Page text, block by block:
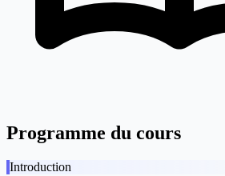
Programme du cours
Introduction